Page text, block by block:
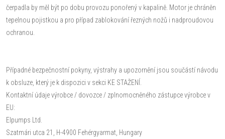
čerpadla by měl být po dobu provozu ponořený v kapalině. Motor je chráněn
tepelnou pojistkou a pro případ zablokování řezných nožů i nadproudovou
ochranou.
Případné bezpečnostní pokyny, výstrahy a upozornění jsou součástí návodu
k obsluze, který je k dispozici v sekci KE STAŽENÍ.
Kontaktní údaje výrobce / dovozce / zplnomocněného zástupce výrobce v
EU:
Elpumps Ltd.
Szatmári utca 21, H-4900 Fehérgyarmat, Hungary